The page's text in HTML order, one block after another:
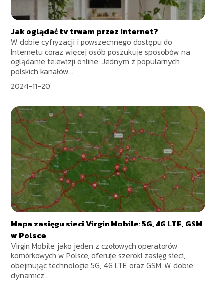
Jak oglądać tv trwam przez Internet?
W dobie cyfryzacji i powszechnego dostępu do
Internetu coraz więcej osób poszukuje sposobów na
oglądanie telewizji online. Jednym z popularnych
polskich kanałów...
2024-11-20
Mapa zasięgu sieci Virgin Mobile: 5G, 4G LTE, GSM
w Polsce
Virgin Mobile, jako jeden z czołowych operatorów
komórkowych w Polsce, oferuje szeroki zasięg sieci,
obejmując technologie 5G, 4G LTE oraz GSM. W dobie
dynamicz...